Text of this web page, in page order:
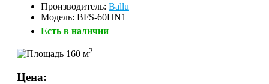
Производитель: Ballu
Модель: BFS-60HN1
Есть в наличии
160 м2
Цена: